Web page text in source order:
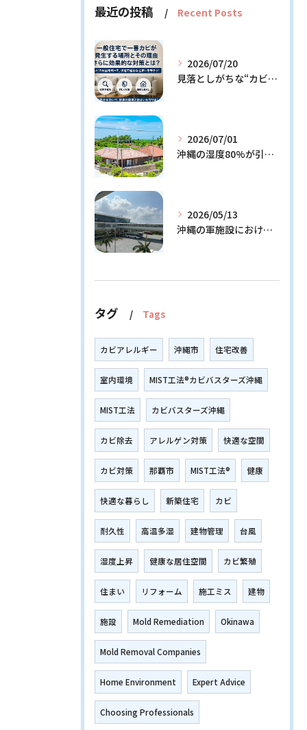
最近の投稿 Recent Posts
2026/07/20
見落としがちな“カビの温床”を徹底解説！今日からできる予防策とは？
2026/07/01
沖縄の湿度80%が引き起こすカビ問題！効果的な対策3選と発生メカニズム解説
2026/05/13
沖縄の軍施設における通信設備に潜む隠れたリスクとその解決策
タグ Tags
カビアレルギー 沖縄市 住宅改善
室内環境 MIST工法®カビバスターズ沖縄
MIST工法 カビバスターズ沖縄
カビ除去 アレルゲン対策 快適な空間
カビ対策 那覇市 MIST工法® 健康
快適な暮らし 新築住宅 カビ
耐久性 高温多湿 建物管理 台風
湿度上昇 健康な居住空間 カビ繁殖
住まい リフォーム 施工ミス 建物
施設 Mold Remediation Okinawa
Mold Removal Companies
Home Environment Expert Advice
Choosing Professionals